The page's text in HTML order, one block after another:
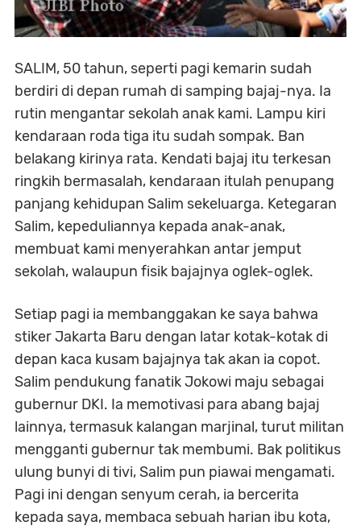
SALIM, 50 tahun, seperti pagi kemarin sudah
berdiri di depan rumah di samping bajaj-nya. Ia
rutin mengantar sekolah anak kami. Lampu kiri
kendaraan roda tiga itu sudah sompak. Ban
belakang kirinya rata. Kendati bajaj itu terkesan
ringkih bermasalah, kendaraan itulah penupang
panjang kehidupan Salim sekeluarga. Ketegaran
Salim, kepeduliannya kepada anak-anak,
membuat kami menyerahkan antar jemput
sekolah, walaupun fisik bajajnya oglek-oglek.
Setiap pagi ia membanggakan ke saya bahwa
stiker Jakarta Baru dengan latar kotak-kotak di
depan kaca kusam bajajnya tak akan ia copot.
Salim pendukung fanatik Jokowi maju sebagai
gubernur DKI. Ia memotivasi para abang bajaj
lainnya, termasuk kalangan marjinal, turut militan
mengganti gubernur tak membumi. Bak politikus
ulung bunyi di tivi, Salim pun piawai mengamati.
Pagi ini dengan senyum cerah, ia bercerita
kepada saya, membaca sebuah harian ibu kota,